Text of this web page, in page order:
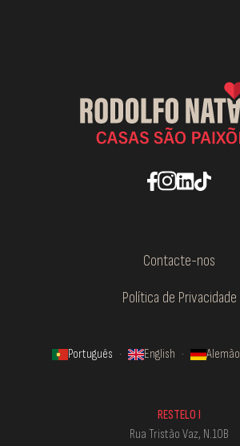
Contacte-nos
Política de Privacidade
Português · English · Alemão
RESTELO I
Rua Tristão Vaz, N.10B